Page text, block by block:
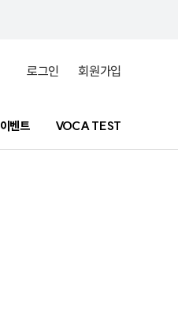
로그인 회원가입
이벤트 VOCA TEST